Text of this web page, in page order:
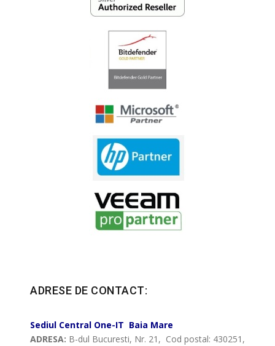
ADRESE DE CONTACT:
Sediul Central One-IT Baia Mare
ADRESA: B-dul Bucuresti, Nr. 21, Cod postal: 430251,